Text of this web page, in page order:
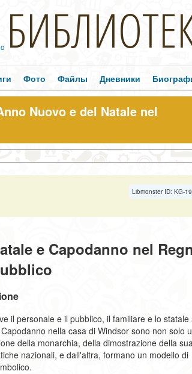
Фото Файлы Дневники
Nuovo e del Natale nel
Libmonster ID: KG-
e Capodanno nel
il personale e il pubblico, il familiare e lo statale
nella casa di Windsor sono non solo
della monarchia, della dimostrazione della
nazionali, e dall'altra, formano un modello di